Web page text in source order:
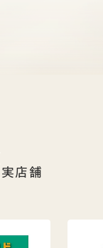
実店舗